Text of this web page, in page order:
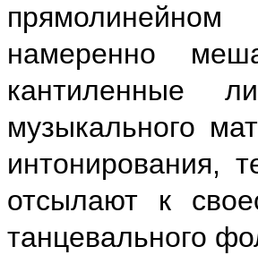
прямолинейном
намеренно
кантиленные
музыкального
интонирования,
отсылают к
танцевального